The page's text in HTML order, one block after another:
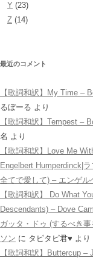
Y (23)
Z (14)
最近のコメント
【歌詞和訳】My Time –
るぼーる より
【歌詞和訳】Tempest –
名 より
【歌詞和訳】Love Me
Engelbert Humperdinck|
全てで愛して) – エンゲル
【歌詞和訳】 Do What
Descendants) – Dove
ガッタ・ドゥ (するべき
ソン に タピタピ君♥️ より
【歌詞和訳】Buttercup